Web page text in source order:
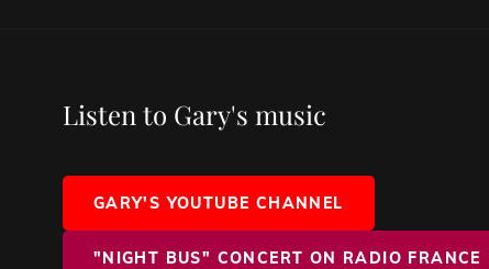
Listen to Gary's music
GARY'S YOUTUBE CHANNEL
"NIGHT BUS" CONCERT ON RADIO FRANCE